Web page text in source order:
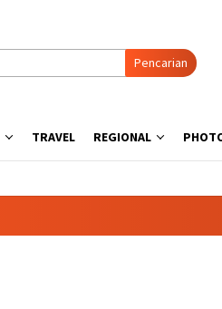
Pencarian
TRAVEL REGIONAL